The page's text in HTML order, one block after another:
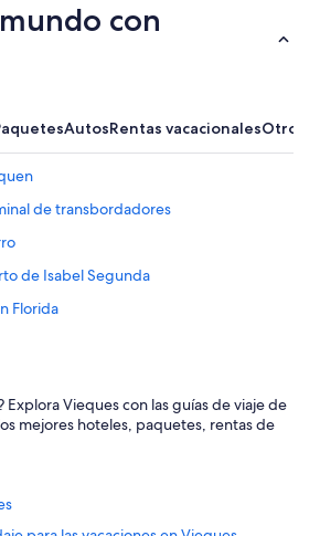
con
AutosRentas vacacionalesOtros
de transbordadores
de Isabel Segunda
Florida
bioluminiscente
de Vieques
Explora Vieques con las guías de viaje de
mejores hoteles, paquetes, rentas de